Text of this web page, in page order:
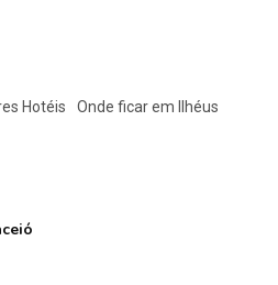
Hotéis
Onde ficar em Ilhéus